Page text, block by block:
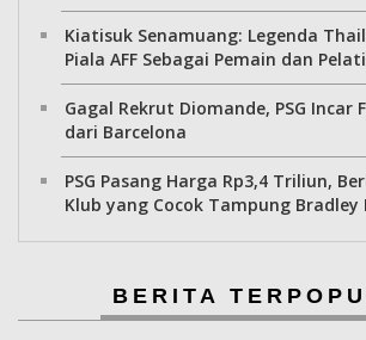
Kiatisuk Senamuang: Legenda
Piala AFF Sebagai Pemain dan
Gagal Rekrut Diomande, PSG Incar
dari Barcelona
PSG Pasang Harga Rp3,4 Triliun,
Klub yang Cocok Tampung Bradley
BERITA